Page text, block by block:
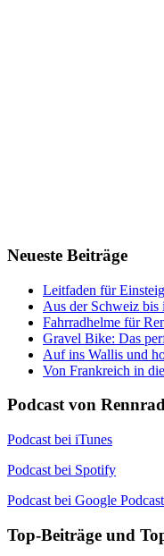
Neueste Beiträge
Leitfaden für
Aus der Schweiz
Fahrradhelme für
Gravel Bike: Das
Auf ins Wallis und
Von Frankreich in
Podcast von
Podcast bei iTunes
Podcast bei Spotify
Podcast bei Google
Top-Beiträge und